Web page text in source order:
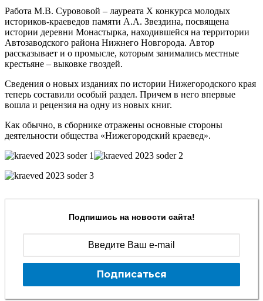
Работа М.В. Сурововой – лауреата Х конкурса молодых
историков-краеведов памяти А.А. Звездина, посвящена
истории деревни Монастырка, находившейся на территории
Автозаводского района Нижнего Новгорода. Автор
рассказывает и о промысле, которым занимались местные
крестьяне – выковке гвоздей.
Сведения о новых изданиях по истории Нижегородского края
теперь составили особый раздел. Причем в него впервые
вошла и рецензия на одну из новых книг.
Как обычно, в сборнике отражены основные стороны
деятельности общества «Нижегородский краевед».
Подпишись на новости сайта!
Подписаться